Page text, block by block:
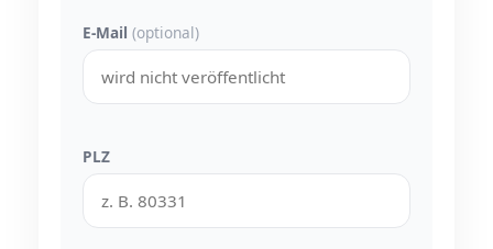
E-Mail (optional)
PLZ